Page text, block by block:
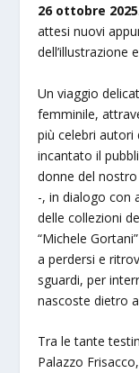
26 ottobre 2025
attesi nuovi
dell’illustrazione
Un viaggio
femminile,
più celebri autori
incantato il
donne del
-, in dialogo con
delle collezioni
“Michele
a perdersi e
sguardi, per
nascoste dietro
Tra le tante
Palazzo